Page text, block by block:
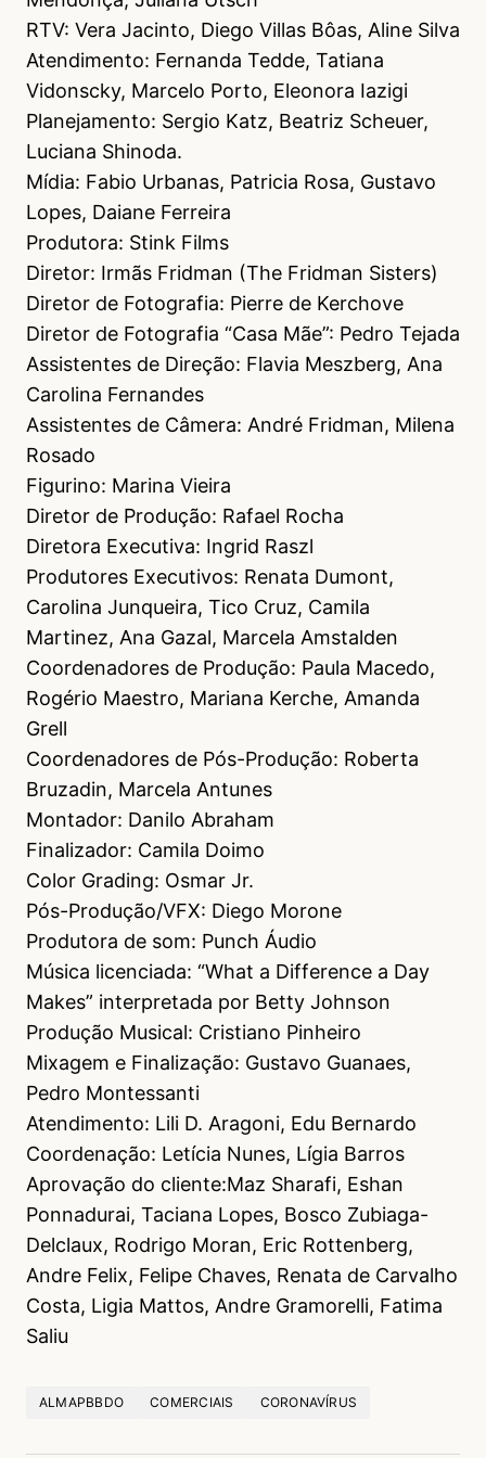
RTV: Vera Jacinto, Diego Villas Bôas, Aline Silva
Atendimento: Fernanda Tedde, Tatiana
Vidonscky, Marcelo Porto, Eleonora Iazigi
Planejamento: Sergio Katz, Beatriz Scheuer,
Luciana Shinoda.
Mídia: Fabio Urbanas, Patricia Rosa, Gustavo
Lopes, Daiane Ferreira
Produtora: Stink Films
Diretor: Irmãs Fridman (The Fridman Sisters)
Diretor de Fotografia: Pierre de Kerchove
Diretor de Fotografia “Casa Mãe”: Pedro Tejada
Assistentes de Direção: Flavia Meszberg, Ana
Carolina Fernandes
Assistentes de Câmera: André Fridman, Milena
Rosado
Figurino: Marina Vieira
Diretor de Produção: Rafael Rocha
Diretora Executiva: Ingrid Raszl
Produtores Executivos: Renata Dumont,
Carolina Junqueira, Tico Cruz, Camila
Martinez, Ana Gazal, Marcela Amstalden
Coordenadores de Produção: Paula Macedo,
Rogério Maestro, Mariana Kerche, Amanda
Grell
Coordenadores de Pós-Produção: Roberta
Bruzadin, Marcela Antunes
Montador: Danilo Abraham
Finalizador: Camila Doimo
Color Grading: Osmar Jr.
Pós-Produção/VFX: Diego Morone
Produtora de som: Punch Áudio
Música licenciada: “What a Difference a Day
Makes” interpretada por Betty Johnson
Produção Musical: Cristiano Pinheiro
Mixagem e Finalização: Gustavo Guanaes,
Pedro Montessanti
Atendimento: Lili D. Aragoni, Edu Bernardo
Coordenação: Letícia Nunes, Lígia Barros
Aprovação do cliente:Maz Sharafi, Eshan
Ponnadurai, Taciana Lopes, Bosco Zubiaga-
Delclaux, Rodrigo Moran, Eric Rottenberg,
Andre Felix, Felipe Chaves, Renata de Carvalho
Costa, Ligia Mattos, Andre Gramorelli, Fatima
Saliu
ALMAPBBDO COMERCIAIS CORONAVÍRUS